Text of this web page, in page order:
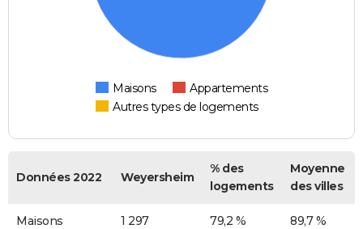
Maisons
Appartements
Autres types de logements
Données 2022 Weyersheim
% des
logements
Moyenne
des villes
Maisons 1 297 79,2 % 89,7 %